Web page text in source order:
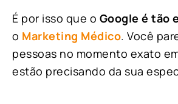
É por isso que o Google é tão
o Marketing Médico. Você
pessoas no momento exato
estão precisando da sua